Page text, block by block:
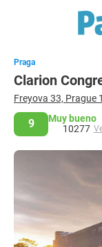
Praga
Clarion
Freyova 33, Prague
9
Muy bueno
10277